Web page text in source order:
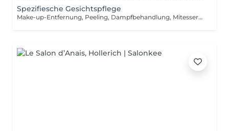
Spezifiesche Gesichtspflege
Make-up-Entfernung, Peeling, Dampfbehandlung, Mitesserentfernung, Desinfektion, Massage und Peel-off-Maske, Gipsmaske, Schaummaske, Stoffmaske oder Gelmaske. Die Behandlung wird an den Hauttyp angepasst.